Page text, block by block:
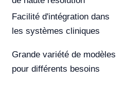
Facilité d'intégration dans
les systèmes cliniques
Grande variété de modèles
pour différents besoins